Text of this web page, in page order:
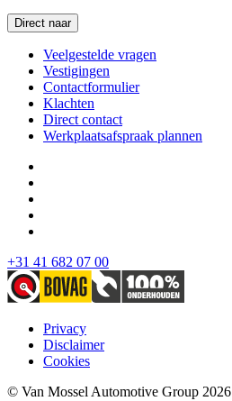
Direct naar
Veelgestelde vragen
Vestigingen
Contactformulier
Klachten
Direct contact
Werkplaatsafspraak plannen
+31 41 682 07 00
Privacy
Disclaimer
Cookies
© Van Mossel Automotive Group 2026